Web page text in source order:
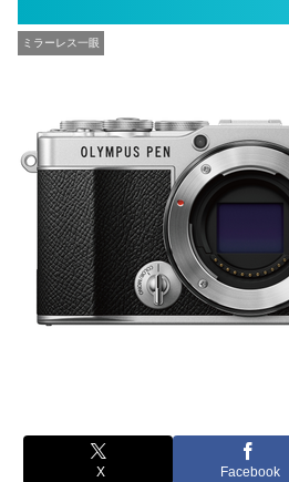
ミラーレス一眼
X Facebook